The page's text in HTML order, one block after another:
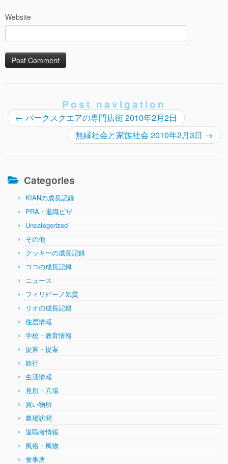
Website
Post navigation
← パークスクエアの専門店街 2010年2月2日
無縁社会と家族社会 2010年2月3日 →
Categories
KIANの成長記録
PRA・退職ビザ
Uncategorized
その他
クッキーの成長記録
ココの成長記録
ニュース
フィリピーノ気質
リオの成長記録
住居情報
学校・教育情報
提言・提案
旅行
生活情報
見所・穴場
買い物所
農場訪問
退職者情報
風俗・風物
食事所